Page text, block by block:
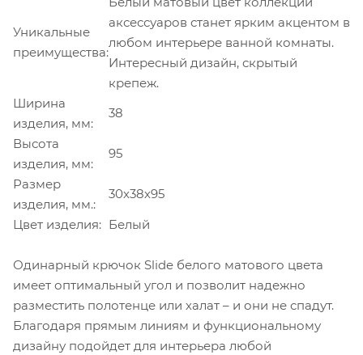
Уникальные
преимущества:
аксессуаров станет ярким акцентом в
любом интерьере ванной комнаты.
Интересный дизайн, скрытый
крепеж.
Ширина
изделия, мм:
38
Высота
изделия, мм:
95
Размер
изделия, мм.:
30х38х95
Цвет изделия: Белый
Одинарный крючок Slide белого матового цвета
имеет оптимальный угол и позволит надежно
разместить полотенце или халат – и они не спадут.
Благодаря прямым линиям и функциональному
дизайну подойдет для интерьера любой